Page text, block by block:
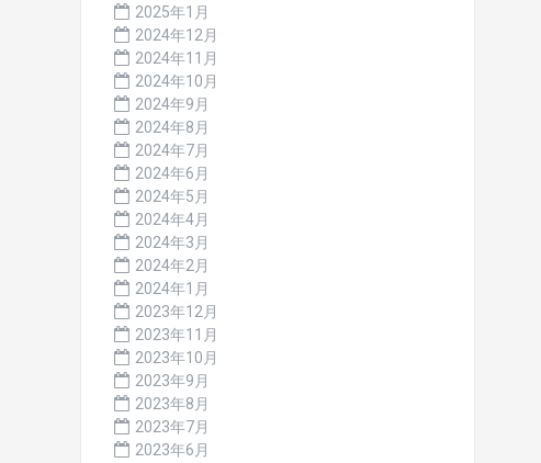
2025年1月
2024年12月
2024年11月
2024年10月
2024年9月
2024年8月
2024年7月
2024年6月
2024年5月
2024年4月
2024年3月
2024年2月
2024年1月
2023年12月
2023年11月
2023年10月
2023年9月
2023年8月
2023年7月
2023年6月